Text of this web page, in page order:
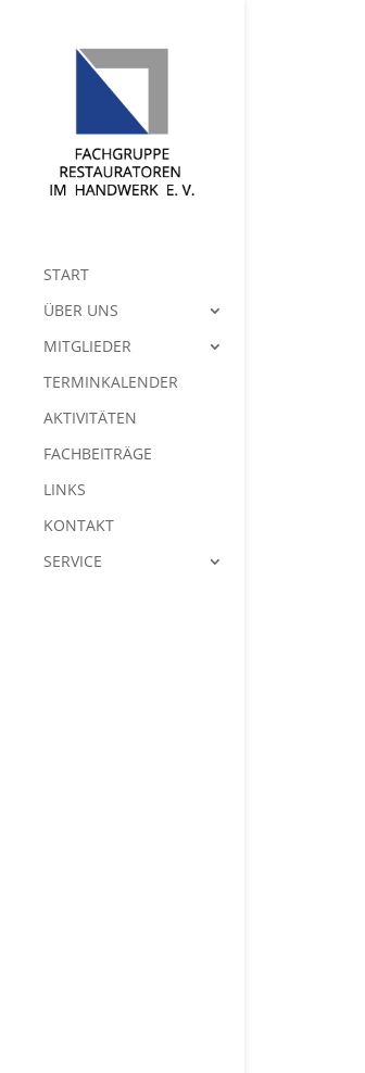
START
ÜBER UNS
MITGLIEDER
TERMINKALENDER
AKTIVITÄTEN
FACHBEITRÄGE
LINKS
KONTAKT
SERVICE